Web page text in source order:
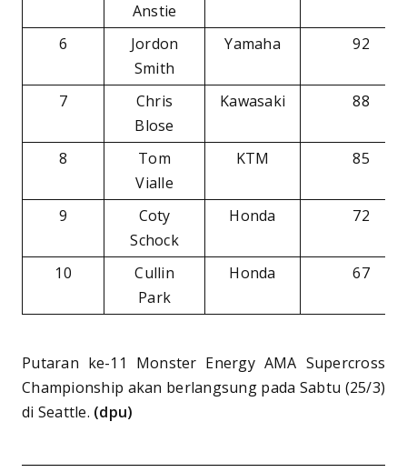
Anstie
6
Jordon
Smith
Yamaha 92
7
Chris
Blose
Kawasaki 88
8
Tom
Vialle
KTM 85
9
Coty
Schock
Honda 72
10
Cullin
Park
Honda 67
Putaran ke-11 Monster Energy AMA Supercross
Championship akan berlangsung pada Sabtu (25/3)
di Seattle. (dpu)